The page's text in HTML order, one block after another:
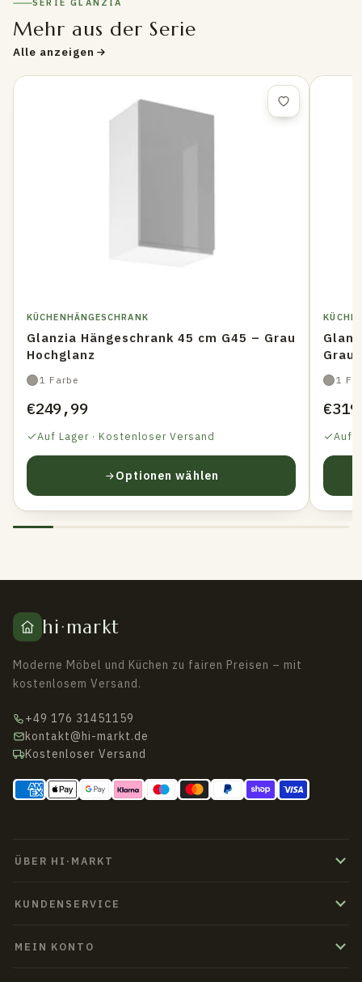
SERIE GLANZIA
Mehr aus der Serie
Alle anzeigen
KÜCHENHÄNGESCHRANK
Glanzia Hängeschrank 45 cm G45 – Grau
Hochglanz
1 Farbe
€249,99
Auf Lager · Kostenloser Versand
Optionen wählen
Grau
1
Auf
hi·markt
Moderne Möbel und Küchen zu fairen Preisen – mit
kostenlosem Versand.
+49 176 31451159
kontakt@hi-markt.de
Kostenloser Versand
ÜBER HI·MARKT
KUNDENSERVICE
MEIN KONTO